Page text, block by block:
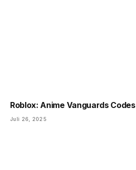
Roblox: Anime Vanguards Codes
Juli 26, 2025